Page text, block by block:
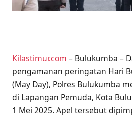
Kilastimur.com – Bulukumba –
pengamanan peringatan Hari
(May Day), Polres Bulukumba
di Lapangan Pemuda, Kota
1 Mei 2025. Apel tersebut